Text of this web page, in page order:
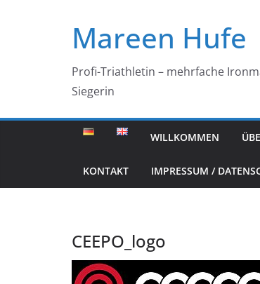
Mareen Hufe
Profi-Triathletin – mehrfache
Siegerin
WILLKOMMEN
KONTAKT IMPRESSUM /
CEEPO_logo